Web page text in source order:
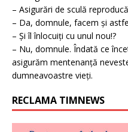
– Asigurări de sculă
– Da, domnule, facem și
– Și îl înlocuiți cu unul nou!?
– Nu, domnule. Îndată ce
asigurăm mentenanță
dumneavoastre vieți.
RECLAMA TIMNEWS